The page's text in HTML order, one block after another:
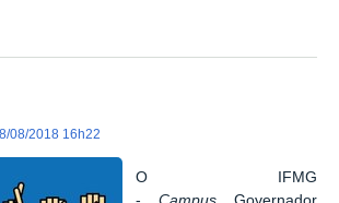
08/2018 16h22
O IFMG